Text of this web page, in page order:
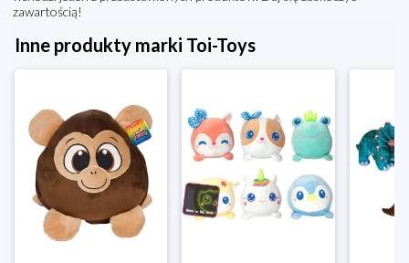
zawartością!
Inne produkty marki Toi-Toys